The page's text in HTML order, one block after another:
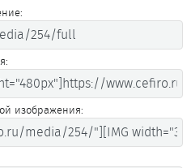
изображения